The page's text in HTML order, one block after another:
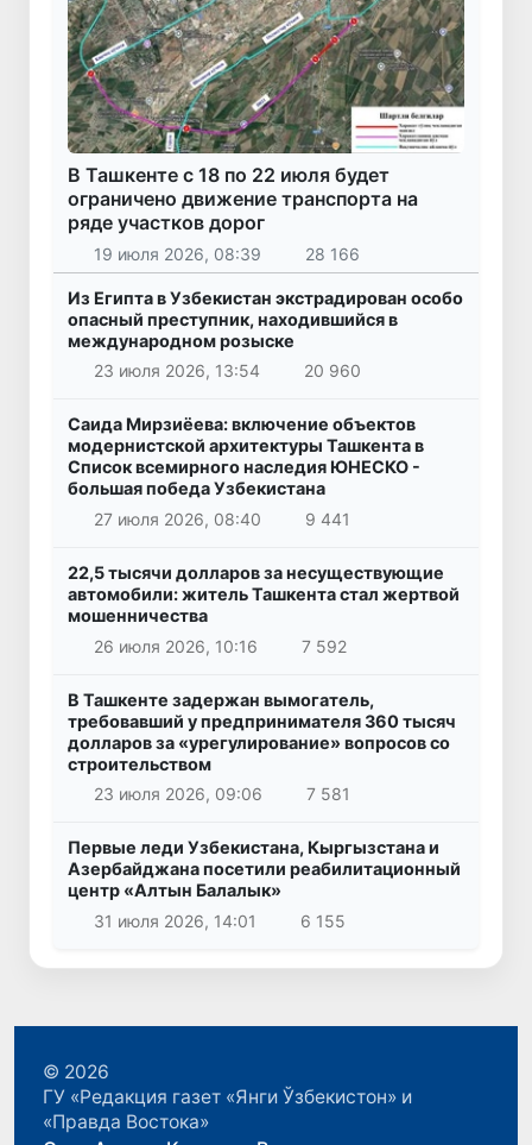
В Ташкенте с 18 по 22 июля будет
ограничено движение транспорта на
ряде участков дорог
19 июля 2026, 08:39 28 166
Из Египта в Узбекистан экстрадирован особо
опасный преступник, находившийся в
международном розыске
23 июля 2026, 13:54
20 960
Саида Мирзиёева: включение объектов
модернистской архитектуры Ташкента в
Список всемирного наследия ЮНЕСКО -
большая победа Узбекистана
27 июля 2026, 08:40
9 441
22,5 тысячи долларов за несуществующие
автомобили: житель Ташкента стал жертвой
мошенничества
26 июля 2026, 10:16
7 592
В Ташкенте задержан вымогатель,
требовавший у предпринимателя 360 тысяч
долларов за «урегулирование» вопросов со
строительством
23 июля 2026, 09:06
7 581
Первые леди Узбекистана, Кыргызстана и
Азербайджана посетили реабилитационный
центр «Алтын Балалык»
31 июля 2026, 14:01
6 155
© 2026
ГУ «Редакция газет «Янги Ўзбекистон» и
«Правда Востока»